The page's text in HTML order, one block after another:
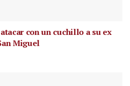
con un cuchillo a su ex
Miguel